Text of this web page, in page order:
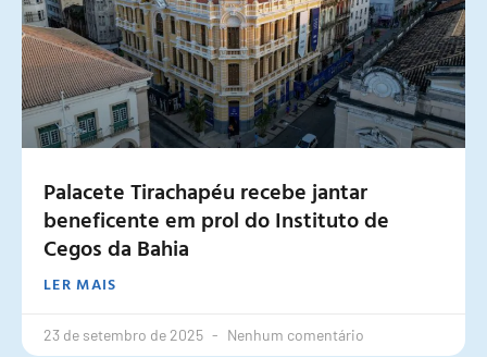
Palacete Tirachapéu recebe jantar
beneficente em prol do Instituto de
Cegos da Bahia
LER MAIS
23 de setembro de 2025 Nenhum comentário